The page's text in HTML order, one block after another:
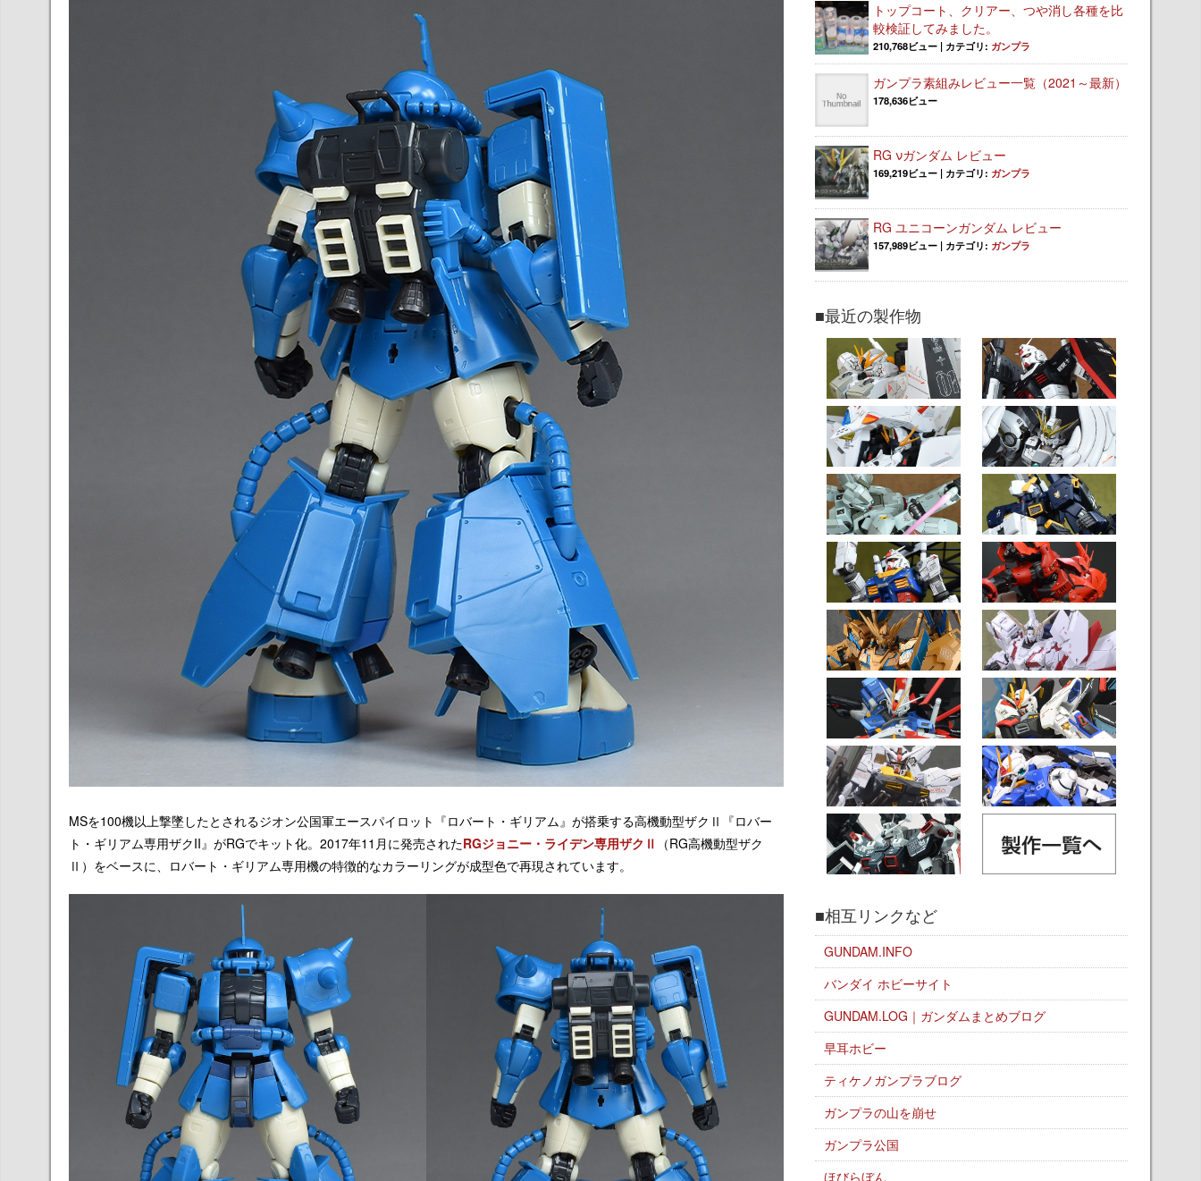
MSを100機以上撃墜したとされるジオン公国軍エースパイロット『ロバート・ギリアム』が搭乗する高機動型ザクⅡ『ロバー
ト・ギリアム専用ザクII』がRGでキット化。2017年11月に発売されたRGジョニー・ライデン専用ザクⅡ （RG高機動型ザク
Ⅱ）をベースに、ロバート・ギリアム専用機の特徴的なカラーリングが成型色で再現されています。
トップコート、クリアー、つや消し各種を比
較検証してみました。
210,768ビュー | カテゴリ: ガンプラ
ガンプラ素組みレビュー一覧（2021～最新）
178,636ビュー
RG νガンダム レビュー
169,219ビュー | カテゴリ: ガンプラ
RG ユニコーンガンダム レビュー
157,989ビュー | カテゴリ: ガンプラ
■最近の製作物
■相互リンクなど
GUNDAM.INFO
バンダイ ホビーサイト
GUNDAM.LOG｜ガンダムまとめブログ
早耳ホビー
ティケノガンプラブログ
ガンプラの山を崩せ
ガンプラ公国
ほびらぼん